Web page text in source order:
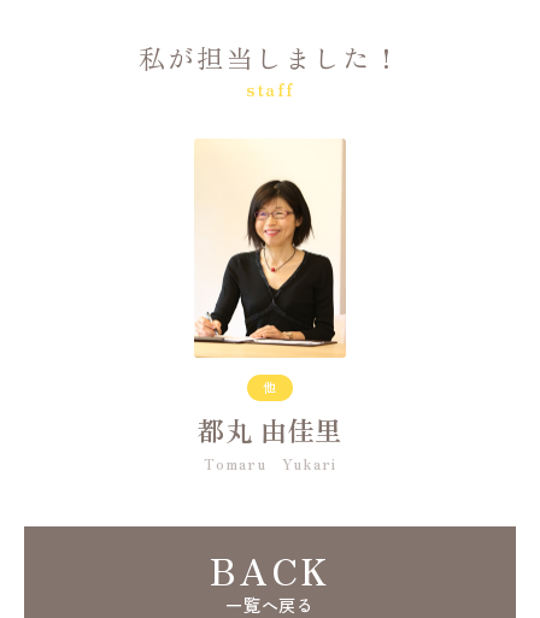
私が担当しました！
staff
他
都丸 由佳里
Tomaru Yukari
BACK
一覧へ戻る